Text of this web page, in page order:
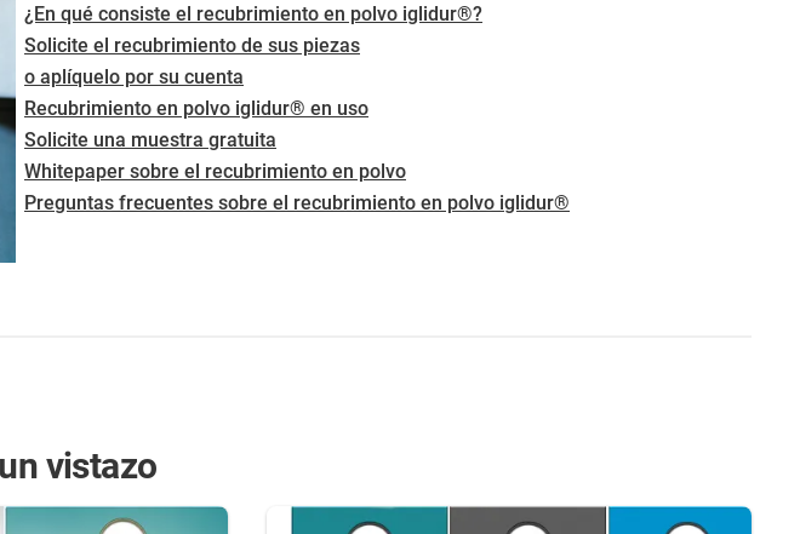
¿En qué consiste el recubrimiento en polvo iglidur®?
Solicite el recubrimiento de sus piezas
o aplíquelo por su cuenta
Recubrimiento en polvo iglidur® en uso
Solicite una muestra gratuita
Whitepaper sobre el recubrimiento en polvo
Preguntas frecuentes sobre el recubrimiento en polvo iglidur®
vistazo